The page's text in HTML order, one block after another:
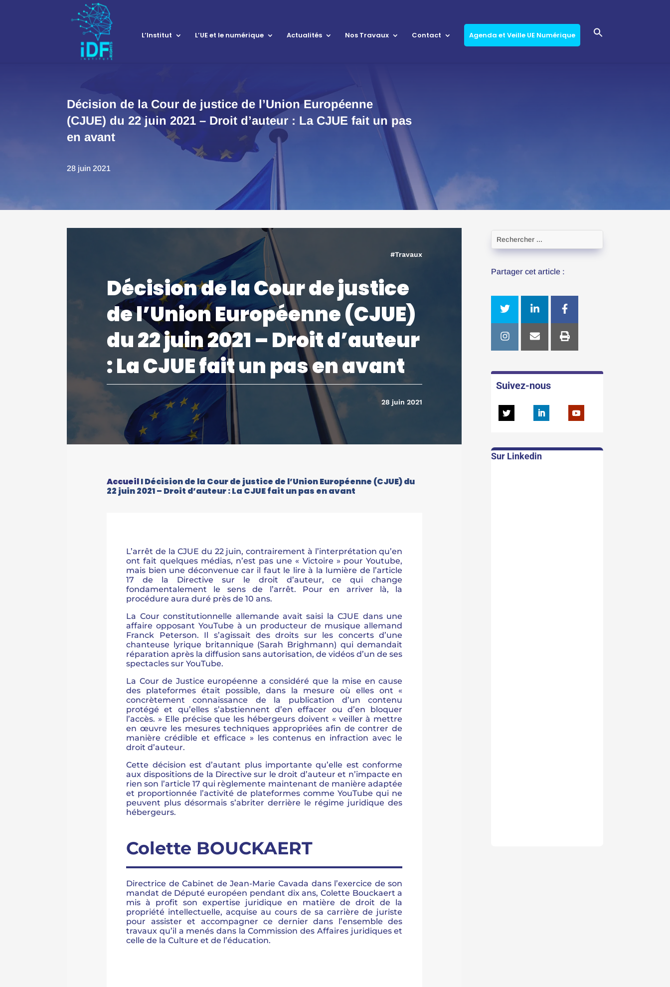
L’Institut L’UE et le numérique Actualités Nos Travaux Contact Agenda et Veille UE Numérique
Décision de la Cour de justice de l’Union Européenne
(CJUE) du 22 juin 2021 – Droit d’auteur : La CJUE fait un pas
en avant
28 juin 2021
#Travaux
Décision de la Cour de justice
de l’Union Européenne (CJUE)
du 22 juin 2021 – Droit d’auteur
: La CJUE fait un pas en avant
28 juin 2021
AccueilIDécision de la Cour de justice de l’Union Européenne (CJUE) du
22 juin 2021 – Droit d’auteur : La CJUE fait un pas en avant
L’arrêt de la CJUE du 22 juin, contrairement à l’interprétation qu’en
ont fait quelques médias, n’est pas une « Victoire » pour Youtube,
mais bien une déconvenue car il faut le lire à la lumière de l’article
17 de la Directive sur le droit d’auteur, ce qui change
fondamentalement le sens de l’arrêt. Pour en arriver là, la
procédure aura duré près de 10 ans.
La Cour constitutionnelle allemande avait saisi la CJUE dans une
affaire opposant YouTube à un producteur de musique allemand
Franck Peterson. Il s’agissait des droits sur les concerts d’une
chanteuse lyrique britannique (Sarah Brighmann) qui demandait
réparation après la diffusion sans autorisation, de vidéos d’un de ses
spectacles sur YouTube.
La Cour de Justice européenne a considéré que la mise en cause
des plateformes était possible, dans la mesure où elles ont «
concrètement connaissance de la publication d’un contenu
protégé et qu’elles s’abstiennent d’en effacer ou d’en bloquer
l’accès. » Elle précise que les hébergeurs doivent « veiller à mettre
en œuvre les mesures techniques appropriées afin de contrer de
manière crédible et efficace » les contenus en infraction avec le
droit d’auteur.
Cette décision est d’autant plus importante qu’elle est conforme
aux dispositions de la Directive sur le droit d’auteur et n’impacte en
rien son l’article 17 qui règlemente maintenant de manière adaptée
et proportionnée l’activité de plateformes comme YouTube qui ne
peuvent plus désormais s’abriter derrière le régime juridique des
hébergeurs.
Colette BOUCKAERT
Directrice de Cabinet de Jean-Marie Cavada dans l’exercice de son
mandat de Député européen pendant dix ans, Colette Bouckaert a
mis à profit son expertise juridique en matière de droit de la
propriété intellectuelle, acquise au cours de sa carrière de juriste
pour assister et accompagner ce dernier dans l’ensemble des
travaux qu’il a menés dans la Commission des Affaires juridiques et
celle de la Culture et de l’éducation.
Partager cet article :
Suivez-nous
Sur Linkedin